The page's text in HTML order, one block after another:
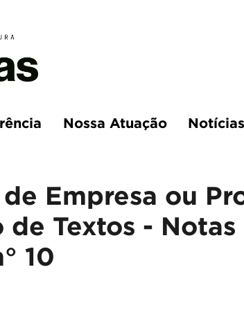
Nossa Atuação Notícias
Empresa ou
de Textos - Notas
10